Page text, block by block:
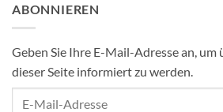
ABONNIEREN
Geben Sie Ihre E-Mail-Adresse an, um
dieser Seite informiert zu werden.